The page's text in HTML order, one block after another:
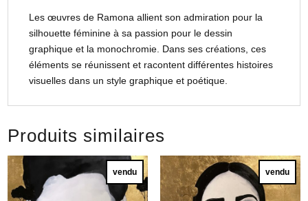
Les œuvres de Ramona allient son admiration pour la
silhouette féminine à sa passion pour le dessin
graphique et la monochromie. Dans ses créations, ces
éléments se réunissent et racontent différentes histoires
visuelles dans un style graphique et poétique.
Produits similaires
vendu vendu